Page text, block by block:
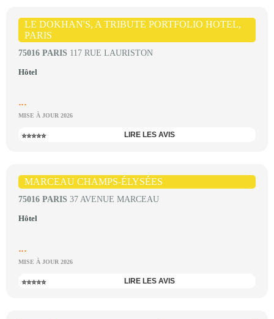
LE DOKHAN'S, A TRIBUTE PORTFOLIO HOTEL,
PARIS
75016 PARIS 117 RUE LAURISTON
Hôtel
...
MISE À JOUR 2026
⭐⭐⭐⭐⭐ LIRE LES AVIS
MARCEAU CHAMPS-ÉLYSÉES
75016 PARIS 37 AVENUE MARCEAU
Hôtel
...
MISE À JOUR 2026
⭐⭐⭐⭐⭐ LIRE LES AVIS